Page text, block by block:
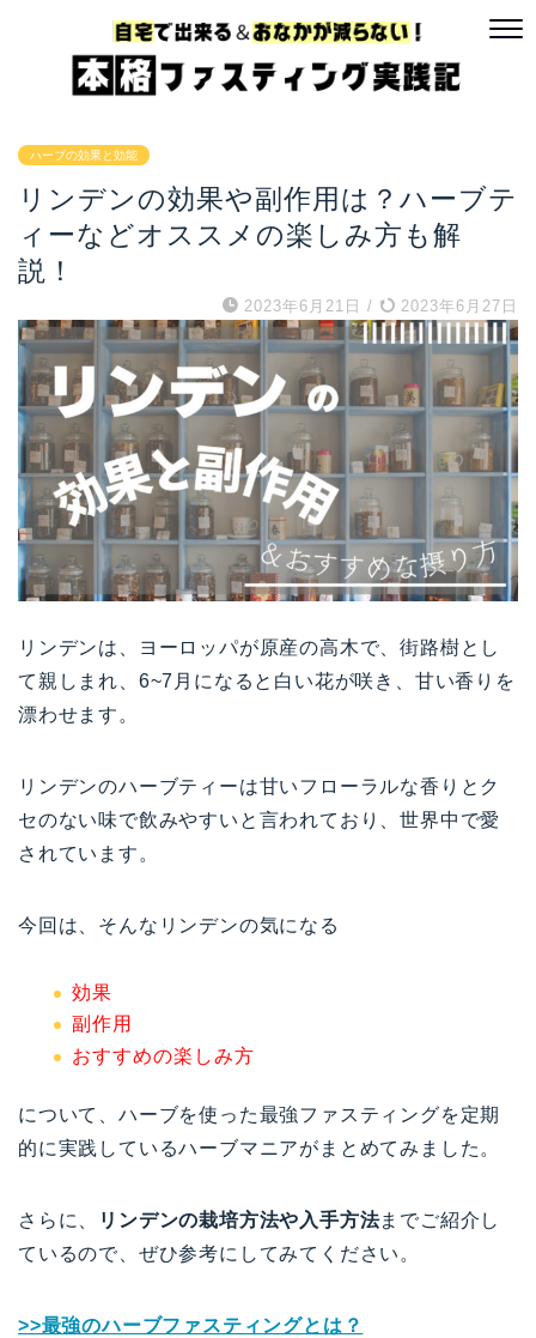
ハーブの効果と効能
リンデンの効果や副作用は？ハーブテ
ィーなどオススメの楽しみ方も解
説！
2023年6月21日 / 2023年6月27日
リンデンは、ヨーロッパが原産の高木で、街路樹とし
て親しまれ、6~7月になると白い花が咲き、甘い香りを
漂わせます。
リンデンのハーブティーは甘いフローラルな香りとク
セのない味で飲みやすいと言われており、世界中で愛
されています。
今回は、そんなリンデンの気になる
効果
副作用
おすすめの楽しみ方
について、ハーブを使った最強ファスティングを定期
的に実践しているハーブマニアがまとめてみました。
さらに、 リンデンの栽培方法や入手方法までご紹介し
ているので、ぜひ参考にしてみてください。
>>最強のハーブファスティングとは？